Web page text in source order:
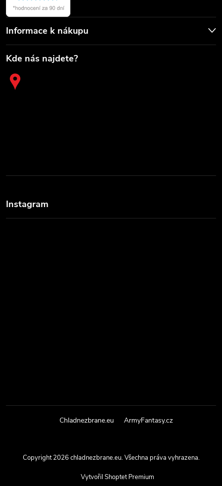
Informace k nákupu
Kde nás najdete?
Instagram
Chladnezbrane.eu ArmyFantasy.cz
Vytvořil Shoptet Premium
Copyright 2026chladnezbrane.eu. Všechna práva vyhrazena.